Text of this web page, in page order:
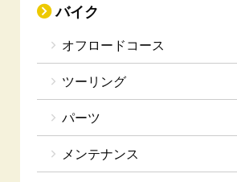
バイク
オフロードコース
ツーリング
パーツ
メンテナンス